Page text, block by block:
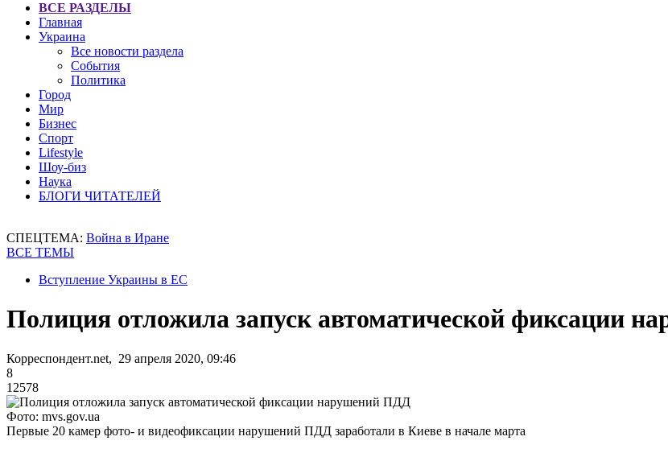
ВСЕ РАЗДЕЛЫ
Главная
Украина
Все новости раздела
События
Политика
Город
Мир
Бизнес
Спорт
Lifestyle
Шоу-биз
Наука
БЛОГИ ЧИТАТЕЛЕЙ
СПЕЦТЕМА: Война в Иране
ВСЕ ТЕМЫ
Вступление Украины в ЕС
Полиция отложила запуск автоматической фиксации
Корреспондент.net, 29 апреля 2020, 09:46
8
12578
Фото: mvs.gov.ua
Первые 20 камер фото- и видеофиксации нарушений ПДД заработали в Киеве в начале марта